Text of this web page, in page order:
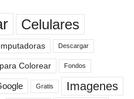
Celulares
Descargar
Colorear Fondos
Gratis Imagenes